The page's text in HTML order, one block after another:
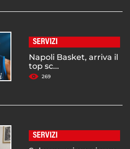
SERVIZI
Napoli Basket, arriva il
top sc...
269
SERVIZI